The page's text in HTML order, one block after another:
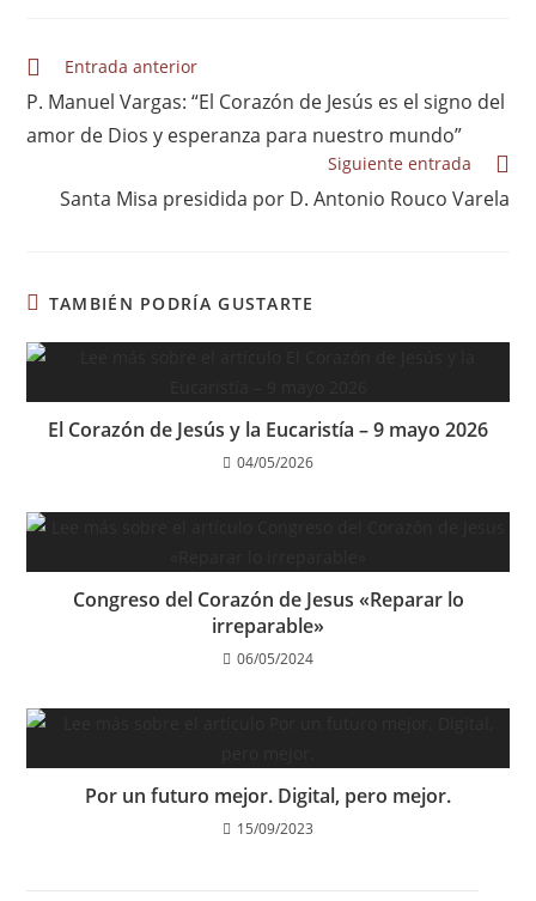
Entrada anterior
P. Manuel Vargas: “El Corazón de Jesús es el signo del
amor de Dios y esperanza para nuestro mundo”
Siguiente entrada
Santa Misa presidida por D. Antonio Rouco Varela
TAMBIÉN PODRÍA GUSTARTE
El Corazón de Jesús y la Eucaristía – 9 mayo 2026
04/05/2026
Congreso del Corazón de Jesus «Reparar lo
irreparable»
06/05/2024
Por un futuro mejor. Digital, pero mejor.
15/09/2023